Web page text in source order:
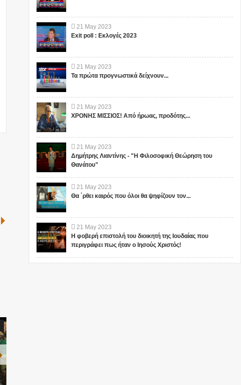
21 May 2023
Exit poll : Εκλογές 2023
21 May 2023
Τα πρώτα προγνωστικά δείχνουν...
21 May 2023
ΧΡΟΝΗΣ ΜΙΣΣΙΟΣ! Από ήρωας, προδότης...
21 May 2023
Δημήτρης Λιαντίνης - "Η Φιλοσοφική Θεώρηση του
Θανάτου"
21 May 2023
Θα ΄ρθει καιρός που όλοι θα ψηφίζουν τον...
21 May 2023
Η φοβερή επιστολή του διοικητή της Ιουδαίας που
περιγράφει πως ήταν ο Ιησούς Χριστός!